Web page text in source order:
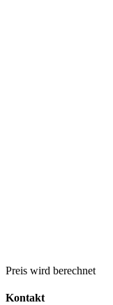
Preis wird berechnet
Kontakt